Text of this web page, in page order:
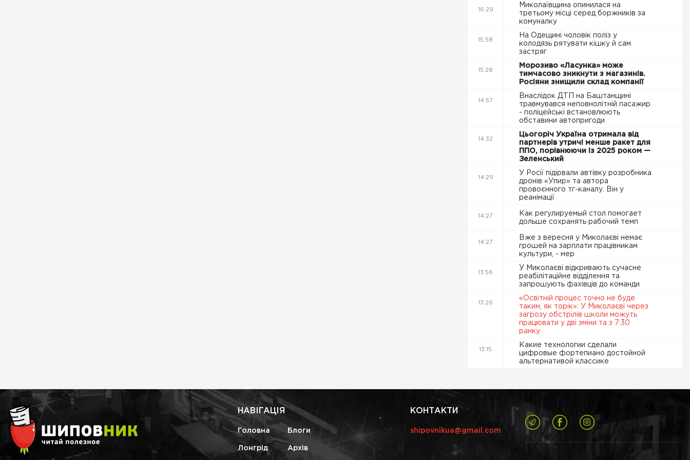
16:29
Миколаївщина опинилася на
третьому місці серед боржників за
комуналку
15:58
На Одещині чоловік поліз у
колодязь рятувати кішку й сам
застряг
15:28
Морозиво «Ласунка» може
тимчасово зникнути з магазинів.
Росіяни знищили склад компанії
14:57
Внаслідок ДТП на Баштанщині
травмувався неповнолітній пасажир
- поліцейські встановлюють
обставини автопригоди
14:32
Цьогоріч Україна отримала від
партнерів утричі менше ракет для
ППО, порівнюючи із 2025 роком —
Зеленський
14:29
У Росії підірвали автівку розробника
дронів «Упир» та автора
провоєнного тг-каналу. Він у
реанімації
14:27
Как регулируемый стол помогает
дольше сохранять рабочий темп
14:27
Вже з вересня у Миколаєві немає
грошей на зарплати працівникам
культури, - мер
13:56
У Миколаєві відкривають сучасне
реабілітаційне відділення та
запрошують фахівців до команди
13:26
«Освітній процес точно не буде
таким, як торік»: У Миколаєві через
загрозу обстрілів школи можуть
працювати у дві зміни та з 7:30
ранку
13:15
Какие технологии сделали
цифровые фортепиано достойной
альтернативой классике
НАВІГАЦІЯ
Головна Блоги
Лонгрід Архів
КОНТАКТИ
shipovnikua@gmail.com